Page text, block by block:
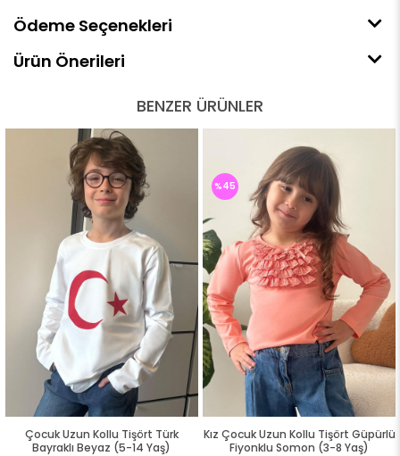
Ödeme Seçenekleri
Ürün Önerileri
BENZER ÜRÜNLER
Çocuk Uzun Kollu Tişört Türk
Bayraklı Beyaz (5-14 Yaş)
Kız Çocuk Uzun Kollu Tişört Güpürlü
Fiyonklu Somon (3-8 Yaş)
%45